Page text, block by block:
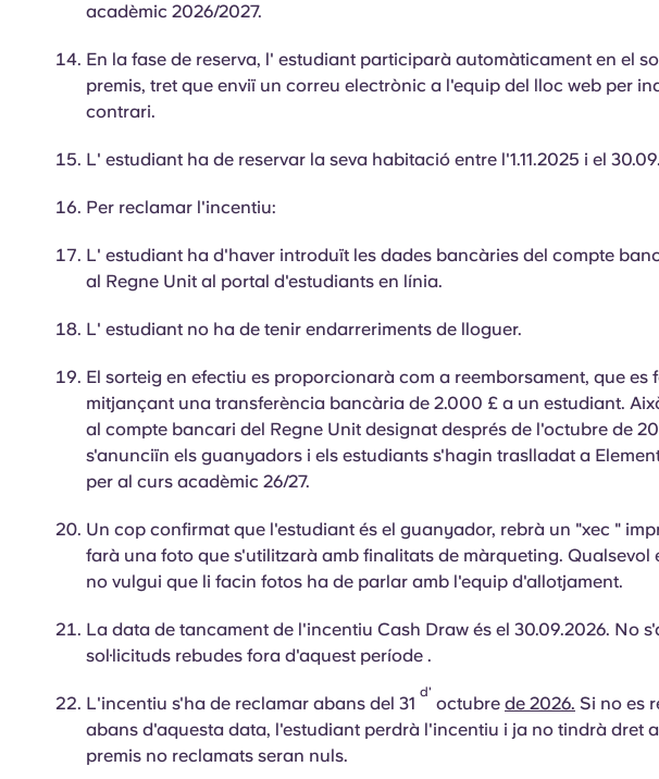
acadèmic 2026/2027.
En la fase de reserva, l' estudiant participarà automàticament en el
premis, tret que enviï un correu electrònic a l'equip del lloc web per
contrari.
L' estudiant ha de reservar la seva habitació entre l'1.11.2025 i el
Per reclamar l'incentiu:
L' estudiant ha d'haver introduït les dades bancàries del compte
al Regne Unit al portal d'estudiants en línia.
L' estudiant no ha de tenir endarreriments de lloguer.
El sorteig en efectiu es proporcionarà com a reemborsament, que es
mitjançant una transferència bancària de 2.000 £ a un estudiant.
al compte bancari del Regne Unit designat després de l'octubre de
s'anunciïn els guanyadors i els estudiants s'hagin traslladat a
per al curs acadèmic 26/27.
Un cop confirmat que l'estudiant és el guanyador, rebrà un "xec "
farà una foto que s'utilitzarà amb finalitats de màrqueting. Qualsevol
no vulgui que li facin fotos ha de parlar amb l'equip d'allotjament.
La data de tancament de l'incentiu Cash Draw és el 30.09.2026. No
sol·licituds rebudes fora d'aquest període .
L'incentiu s'ha de reclamar abans del 31
d'
octubre de 2026. Si no es
abans d'aquesta data, l'estudiant perdrà l'incentiu i ja no tindrà dret
premis no reclamats seran nuls.